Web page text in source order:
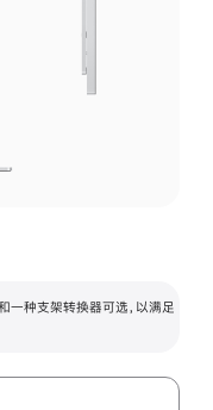
种支架转换器可选，以满足